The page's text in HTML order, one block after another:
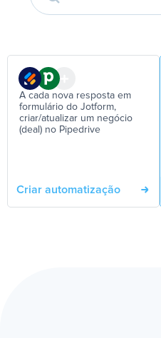
A cada nova resposta em
formulário do Jotform,
criar/atualizar um negócio
(deal) no Pipedrive
Criar automatização